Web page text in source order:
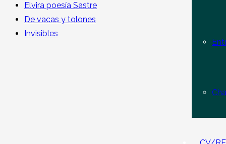
Elvira poesía Sastre
De vacas y tolones
Invisibles